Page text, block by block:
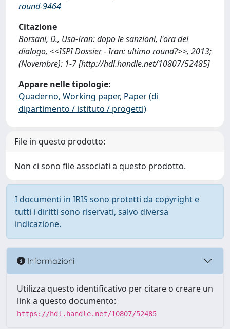
round-9464
Citazione
Borsani, D., Usa-Iran: dopo le sanzioni, l'ora del
dialogo, <<ISPI Dossier - Iran: ultimo round?>>, 2013;
(Novembre): 1-7 [http://hdl.handle.net/10807/52485]
Appare nelle tipologie:
Quaderno, Working paper, Paper (di
dipartimento / istituto / progetti)
File in questo prodotto:
Non ci sono file associati a questo prodotto.
I documenti in IRIS sono protetti da copyright e
tutti i diritti sono riservati, salvo diversa
indicazione.
Informazioni
Utilizza questo identificativo per citare o creare un
link a questo documento:
https://hdl.handle.net/10807/52485